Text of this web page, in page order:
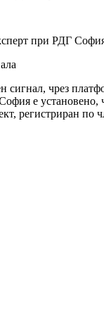
при РДГ
сигнал, чрез
е установено,
регистриран